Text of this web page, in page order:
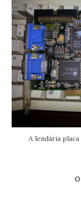
A lendária